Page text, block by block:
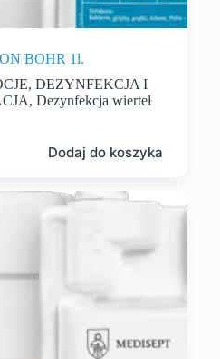
BOHR 1l.
,DEZYNFEKCJA I
,Dezynfekcja wierteł
Dodaj do koszyka